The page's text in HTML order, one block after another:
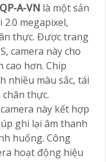
A-VN là một sản
megapixel,
thực. Được trang
camera này cho
cao hơn. Chip
nhiều màu sắc, tái
thực.
này kết hợp
ghi lại âm thanh
huống. Công
hoạt động hiệu